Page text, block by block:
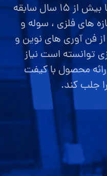
شرکت جهان سوله سپاهان با بیش از ۱۵ سال سابقه
های فلزی ، سوله و
فن آوری های نوین و
است نیاز
محصول با کیفت
جلب کند.